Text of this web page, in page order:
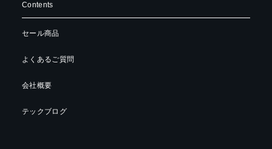
Contents
セール商品
よくあるご質問
会社概要
テックブログ